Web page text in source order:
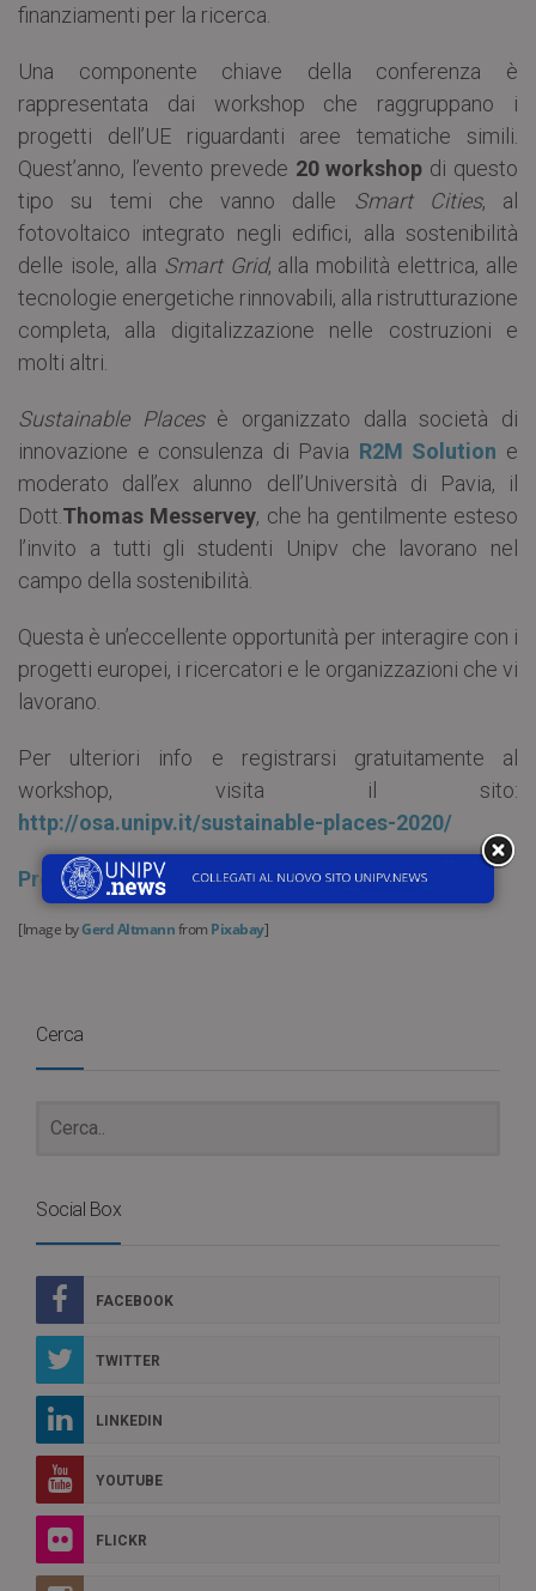
finanziamenti per la ricerca.
Una componente chiave della conferenza è
rappresentata dai workshop che raggruppano i
progetti dell’UE riguardanti aree tematiche simili.
Quest’anno, l’evento prevede 20 workshop di questo
tipo su temi che vanno dalle Smart Cities, al
fotovoltaico integrato negli edifici, alla sostenibilità
delle isole, alla Smart Grid, alla mobilità elettrica, alle
tecnologie energetiche rinnovabili, alla ristrutturazione
completa, alla digitalizzazione nelle costruzioni e
molti altri.
Sustainable Placesè organizzato dalla società di
innovazione e consulenza di Pavia R2M Solution e
moderato dall’ex alunno dell’Università di Pavia, il
Dott. Thomas Messervey, che ha gentilmente esteso
l’invito a tutti gli studenti Unipv che lavorano nel
campo della sostenibilità.
Questa è un’eccellente opportunità per interagire con i
progetti europei, i ricercatori e le organizzazioni che vi
lavorano.
Per ulteriori info e registrarsi gratuitamente al
workshop, visita il sito:
http://osa.unipv.it/sustainable-places-2020/
Programma
[Image byGerd Altmannfrom Pixabay]
Cerca
Social Box
FACEBOOK
TWITTER
LINKEDIN
YOUTUBE
FLICKR